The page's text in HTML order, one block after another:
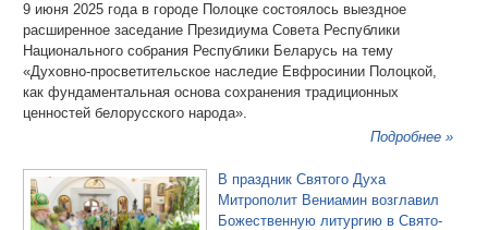
9 июня 2025 года в городе Полоцке состоялось выездное
расширенное заседание Президиума Совета Республики
Национального собрания Республики Беларусь на тему
«Духовно-просветительское наследие Евфросинии Полоцкой,
как фундаментальная основа сохранения традиционных
ценностей белорусского народа».
Подробнее »
В праздник Святого Духа
Митрополит Вениамин возглавил
Божественную литургию в Свято-